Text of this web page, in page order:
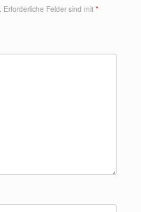
Erforderliche Felder sind mit *